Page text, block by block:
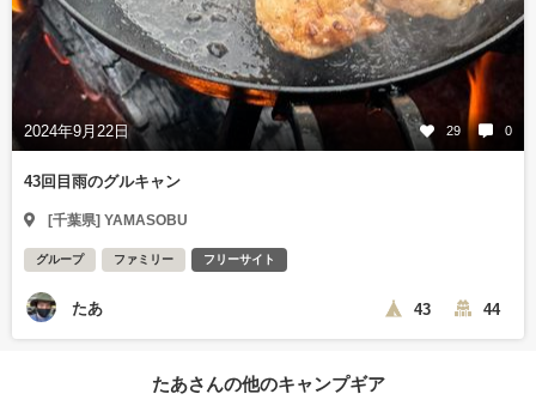
2024年9月22日 29 0
43回目雨のグルキャン
[千葉県] YAMASOBU
グループ ファミリー フリーサイト
たあ 43 44
たあさんの他のキャンプギア